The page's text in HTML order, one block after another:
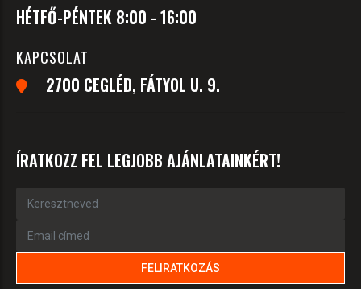
HÉTFŐ-PÉNTEK 8:00 - 16:00
KAPCSOLAT
2700 CEGLÉD, FÁTYOL U. 9.
ÍRATKOZZ FEL LEGJOBB AJÁNLATAINKÉRT!